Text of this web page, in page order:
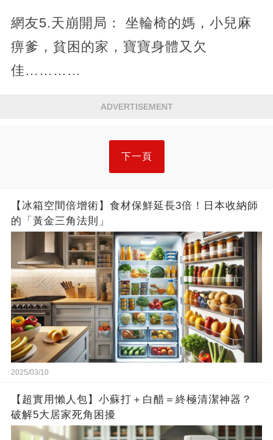
網友5.天崩開局： 坐輪椅的媽，小兒麻
痹爹，貧困的家，寶寶身體又欠
佳…………
ADVERTISEMENT
下一頁
【冰箱空間倍增術】食材保鮮延長3倍！日本收納師
的「黃金三角法則」
2025/03/10
【超實用懶人包】小蘇打＋白醋＝終極清潔神器？
破解5大居家死角困擾